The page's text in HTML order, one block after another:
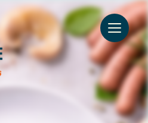
Go to main content